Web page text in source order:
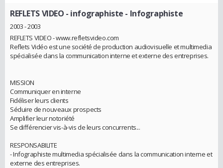
REFLETS VIDEO - infographiste - Infographiste
2003 - 2003
REFLETS VIDEO - www.refletsvideo.com
Reflets Vidéo est une société de production audiovisuelle et multimedia
spécialisée dans la communication interne et externe des entreprises.
MISSION
Communiquer en interne
Fidéliser leurs clients
Séduire de nouveaux prospects
Amplifier leur notoriété
Se différencier vis-à-vis de leurs concurrents...
RESPONSABILITE
- Infographiste multimedia spécialisée dans la communication interne et
externe des entreprises.